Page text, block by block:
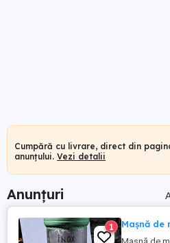
Cumpără cu livrare, direct din
anunțului. Vezi detalii
Anunțuri
1 Mașnă